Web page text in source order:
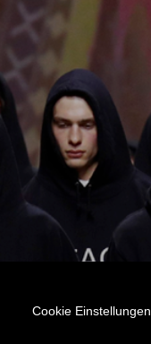
Cookie Einstellungen